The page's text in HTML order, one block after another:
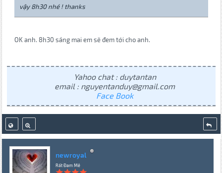
vậy 8h30 nhé ! thanks
OK anh. 8h30 sáng mai em sẽ đem tới cho anh.
Yahoo chat : duytantan
email : nguyentanduy@gmail.com
Face Book
newroyal
Rất Đam Mê